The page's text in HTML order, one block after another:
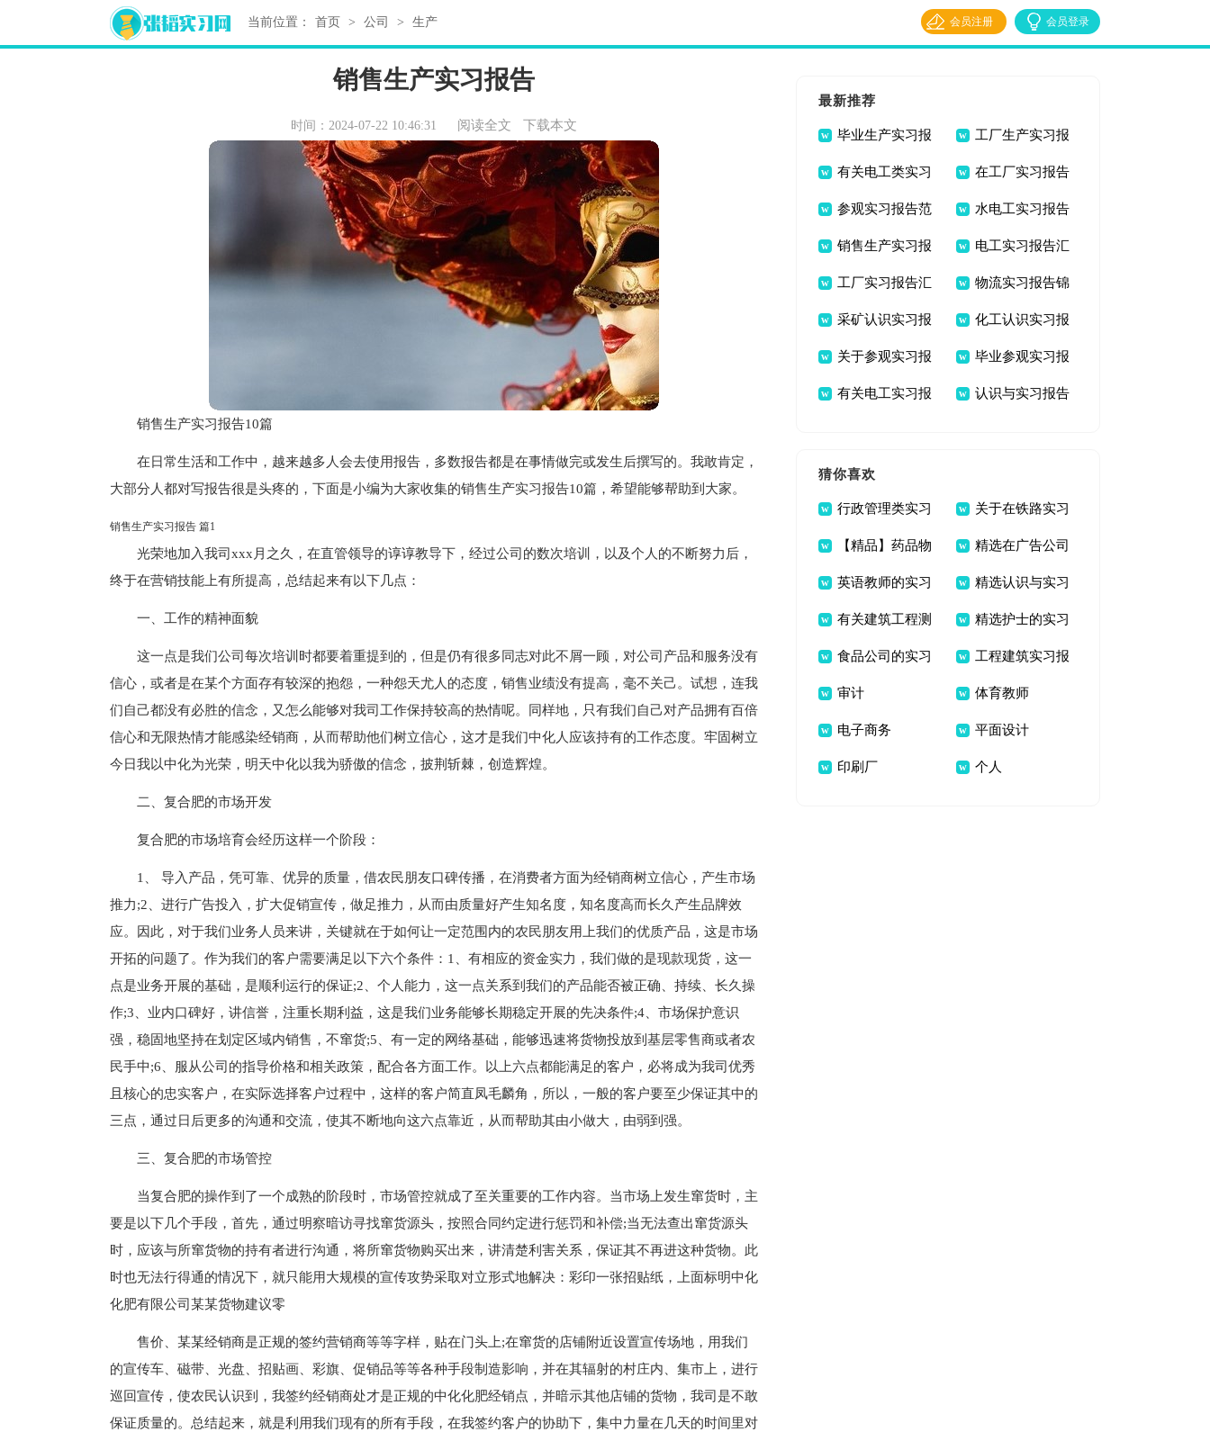
当前位置： 首页 > 公司 > 生产 会员登录
会员注册
销售生产实习报告
时间：2024-07-22 10:46:31 阅读全文 下载本文
销售生产实习报告10篇
在日常生活和工作中，越来越多人会去使用报告，多数报告都是在事情做完或发生后撰写的。我敢肯定，
大部分人都对写报告很是头疼的，下面是小编为大家收集的销售生产实习报告10篇，希望能够帮助到大家。
销售生产实习报告 篇1
光荣地加入我司xxx月之久，在直管领导的谆谆教导下，经过公司的数次培训，以及个人的不断努力后，
终于在营销技能上有所提高，总结起来有以下几点：
一、工作的精神面貌
这一点是我们公司每次培训时都要着重提到的，但是仍有很多同志对此不屑一顾，对公司产品和服务没有
信心，或者是在某个方面存有较深的抱怨，一种怨天尤人的态度，销售业绩没有提高，毫不关己。试想，连我
们自己都没有必胜的信念，又怎么能够对我司工作保持较高的热情呢。同样地，只有我们自己对产品拥有百倍
信心和无限热情才能感染经销商，从而帮助他们树立信心，这才是我们中化人应该持有的工作态度。牢固树立
今日我以中化为光荣，明天中化以我为骄傲的信念，披荆斩棘，创造辉煌。
二、复合肥的市场开发
复合肥的市场培育会经历这样一个阶段：
1、 导入产品，凭可靠、优异的质量，借农民朋友口碑传播，在消费者方面为经销商树立信心，产生市场
推力;2、进行广告投入，扩大促销宣传，做足推力，从而由质量好产生知名度，知名度高而长久产生品牌效
应。因此，对于我们业务人员来讲，关键就在于如何让一定范围内的农民朋友用上我们的优质产品，这是市场
开拓的问题了。作为我们的客户需要满足以下六个条件：1、有相应的资金实力，我们做的是现款现货，这一
点是业务开展的基础，是顺利运行的保证;2、个人能力，这一点关系到我们的产品能否被正确、持续、长久操
作;3、业内口碑好，讲信誉，注重长期利益，这是我们业务能够长期稳定开展的先决条件;4、市场保护意识
强，稳固地坚持在划定区域内销售，不窜货;5、有一定的网络基础，能够迅速将货物投放到基层零售商或者农
民手中;6、服从公司的指导价格和相关政策，配合各方面工作。以上六点都能满足的客户，必将成为我司优秀
且核心的忠实客户，在实际选择客户过程中，这样的客户简直凤毛麟角，所以，一般的客户要至少保证其中的
三点，通过日后更多的沟通和交流，使其不断地向这六点靠近，从而帮助其由小做大，由弱到强。
三、复合肥的市场管控
当复合肥的操作到了一个成熟的阶段时，市场管控就成了至关重要的工作内容。当市场上发生窜货时，主
要是以下几个手段，首先，通过明察暗访寻找窜货源头，按照合同约定进行惩罚和补偿;当无法查出窜货源头
时，应该与所窜货物的持有者进行沟通，将所窜货物购买出来，讲清楚利害关系，保证其不再进这种货物。此
时也无法行得通的情况下，就只能用大规模的宣传攻势采取对立形式地解决：彩印一张招贴纸，上面标明中化
化肥有限公司某某货物建议零
售价、某某经销商是正规的签约营销商等等字样，贴在门头上;在窜货的店铺附近设置宣传场地，用我们
的宣传车、磁带、光盘、招贴画、彩旗、促销品等等各种手段制造影响，并在其辐射的村庄内、集市上，进行
巡回宣传，使农民认识到，我签约经销商处才是正规的中化化肥经销点，并暗示其他店铺的货物，我司是不敢
保证质量的。总结起来，就是利用我们现有的所有手段，在我签约客户的协助下，集中力量在几天的时间里对
最新推荐
毕业生产实习报
告八篇
工厂生产实习报
告9篇
有关电工类实习
报告汇编9篇
在工厂实习报告
汇总8篇
参观实习报告范
文集合5篇
水电工实习报告
合集六篇
销售生产实习报
告10篇
电工实习报告汇
总8篇
工厂实习报告汇
总七篇
物流实习报告锦
集七篇
采矿认识实习报
告8篇
化工认识实习报
告范文汇编9篇
关于参观实习报
告汇编八篇
毕业参观实习报
告合集5篇
有关电工实习报 认识与实习报告
猜你喜欢
行政管理类实习
报告范文集合5篇
关于在铁路实习
报告范文汇总十篇
【精品】药品物
流实习报告3篇
精选在广告公司
的实习报告范文十篇
英语教师的实习
报告模板八篇
精选认识与实习
报告四篇
有关建筑工程测
量实习报告3篇
精选护士的实习
报告4篇
食品公司的实习
报告
工程建筑实习报
告集合8篇
审计 体育教师
电子商务 平面设计
印刷厂 个人